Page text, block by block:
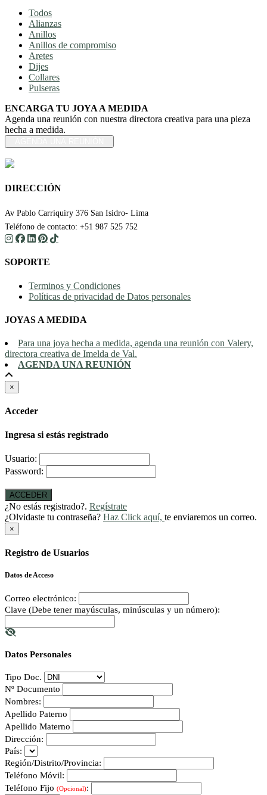
Todos
Alianzas
Anillos
Anillos de compromiso
Aretes
Dijes
Collares
Pulseras
ENCARGA TU JOYA A MEDIDA
Agenda una reunión con nuestra directora creativa para una pieza
hecha a medida.
DIRECCIÓN
Av Pablo Carriquiry 376 San Isidro- Lima
Teléfono de contacto: +51 987 525 752
SOPORTE
Terminos y Condiciones
Políticas de privacidad de Datos personales
JOYAS A MEDIDA
Para una joya hecha a medida, agenda una reunión con Valery,
directora creativa de Imelda de Val.
AGENDA UNA REUNIÓN
×
Acceder
Ingresa si estás registrado
Usuario:
Password:
ACCEDER
¿No estás registrado?. Regístrate
¿Olvidaste tu contraseña? Haz Click aquí, te enviaremos un correo.
×
Registro de Usuarios
Datos de Acceso
Correo electrónico:
Clave (Debe tener mayúsculas, minúsculas y un número):
Datos Personales
Tipo Doc.
Nº Documento
Nombres:
Apellido Paterno
Apellido Materno
Dirección:
País:
Región/Distrito/Provincia:
Teléfono Móvil:
Teléfono Fijo (Opcional):